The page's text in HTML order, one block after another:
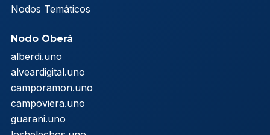
Nodos Temáticos
Nodo Oberá
alberdi.uno
alveardigital.uno
camporamon.uno
campoviera.uno
guarani.uno